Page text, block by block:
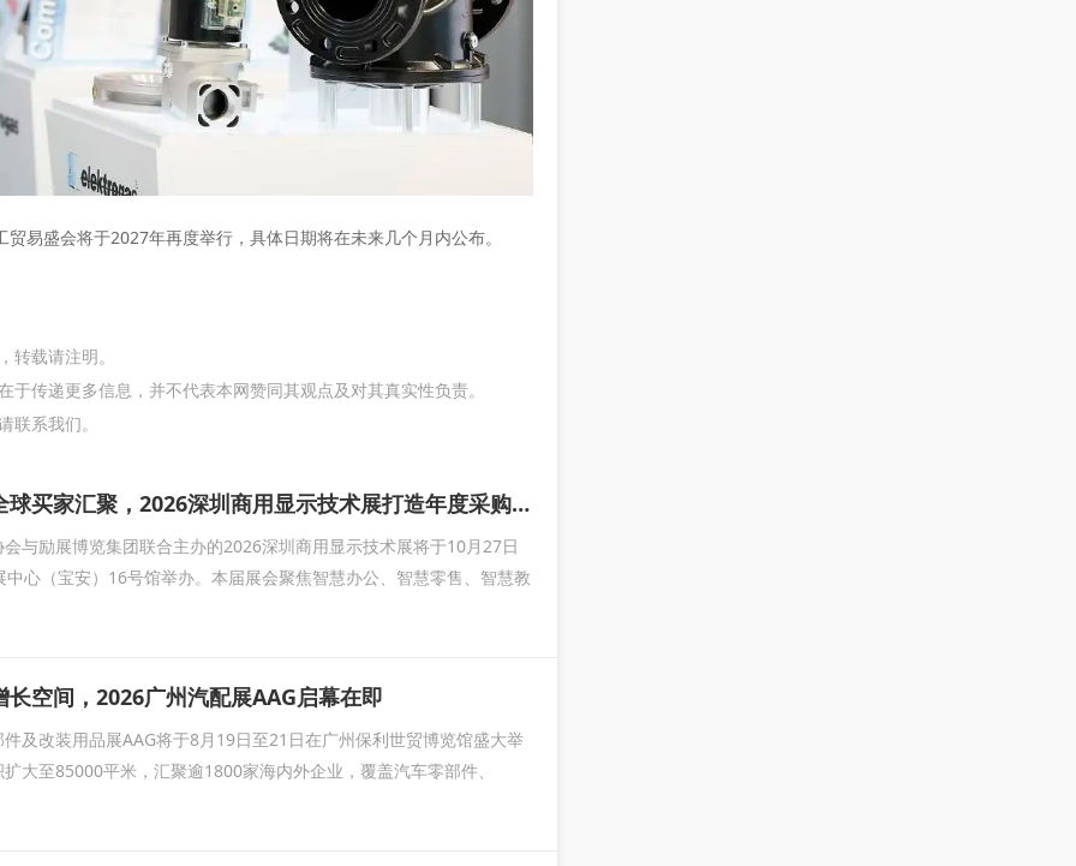
易盛会将于2027年再度举行，具体日期将在未来几个月内公布。
转载请注明。
传递更多信息，并不代表本网赞同其观点及对其真实性负责。
系我们。
头部企业云集、全球买家汇聚，2026深圳商用显示技术展打造年度采购现场
与励展博览集团联合主办的2026深圳商用显示技术展将于10月27日
心（宝安）16号馆举办。本届展会聚焦智慧办公、智慧零售、智慧教
空间，2026广州汽配展AAG启幕在即
及改装用品展AAG将于8月19日至21日在广州保利世贸博览馆盛大举
大至85000平米，汇聚逾1800家海内外企业，覆盖汽车零部件、